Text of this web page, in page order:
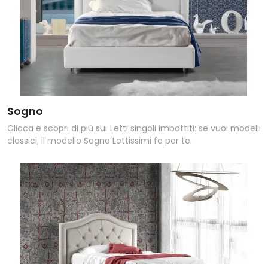
Sogno
Clicca e scopri di più sui Letti singoli imbottiti: se vuoi modelli
classici, il modello Sogno Lettissimi fa per te.